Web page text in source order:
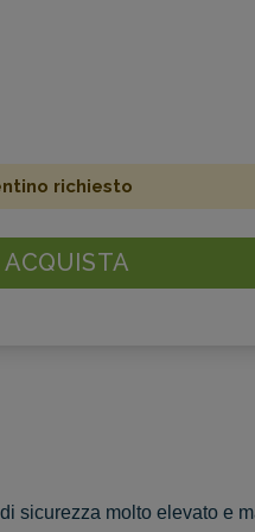
richiesto
ACQUISTA
sicurezza molto elevato e